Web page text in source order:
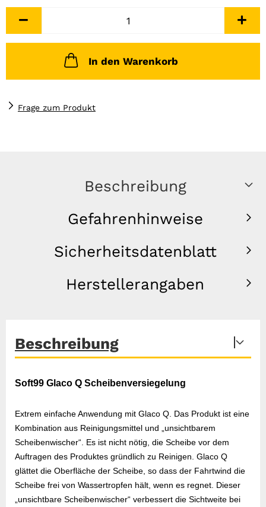
In den Warenkorb
Frage zum Produkt
Beschreibung
Gefahrenhinweise
Sicherheitsdatenblatt
Herstellerangaben
Beschreibung
Soft99 Glaco Q Scheibenversiegelung
Extrem einfache Anwendung mit Glaco Q. Das Produkt ist eine
Kombination aus Reinigungsmittel und „unsichtbarem
Scheibenwischer“. Es ist nicht nötig, die Scheibe vor dem
Auftragen des Produktes gründlich zu Reinigen. Glaco Q
glättet die Oberfläche der Scheibe, so dass der Fahrtwind die
Scheibe frei von Wassertropfen hält, wenn es regnet. Dieser
„unsichtbare Scheibenwischer“ verbessert die Sichtweite bei